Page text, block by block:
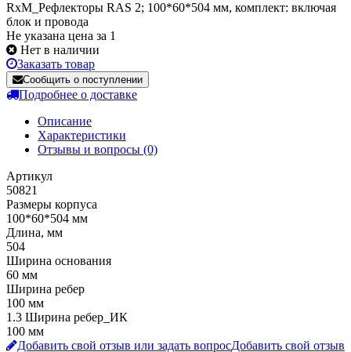
RxM_Рефлекторы RAS 2; 100*60*504 мм, комплект: включая
блок и провода
Не указана цена за 1
Нет в наличии
Заказать товар
Сообщить о поступлении
Подробнее о доставке
Описание
Характеристики
Отзывы и вопросы (0)
Артикул
50821
Размеры корпуса
100*60*504 мм
Длина, мм
504
Ширина основания
60 мм
Ширина ребер
100 мм
1.3 Ширина ребер_ИК
100 мм
Добавить свой отзыв или задать вопросДобавить свой отзыв